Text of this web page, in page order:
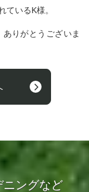
ているK様。
りがとうございま
ニングなど